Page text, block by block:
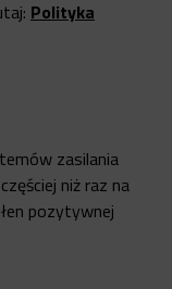
Polityka
zasilania
niż raz na
pozytywnej